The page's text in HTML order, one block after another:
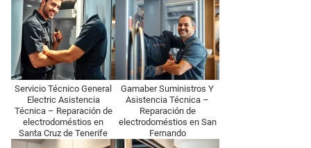
Servicio Técnico General
Electric Asistencia
Técnica – Reparación de
electrodoméstios en
Santa Cruz de Tenerife
Gamaber Suministros Y
Asistencia Técnica –
Reparación de
electrodoméstios en San
Fernando